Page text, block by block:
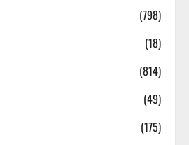
(798)
(18)
(814)
(49)
(175)